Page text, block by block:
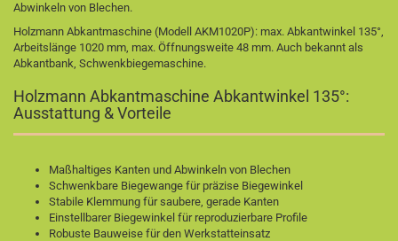
Abwinkeln von Blechen.
Holzmann Abkantmaschine (Modell AKM1020P): max. Abkantwinkel 135°,
Arbeitslänge 1020 mm, max. Öffnungsweite 48 mm. Auch bekannt als
Abkantbank, Schwenkbiegemaschine.
Holzmann Abkantmaschine Abkantwinkel 135°:
Ausstattung & Vorteile
Maßhaltiges Kanten und Abwinkeln von Blechen
Schwenkbare Biegewange für präzise Biegewinkel
Stabile Klemmung für saubere, gerade Kanten
Einstellbarer Biegewinkel für reproduzierbare Profile
Robuste Bauweise für den Werkstatteinsatz